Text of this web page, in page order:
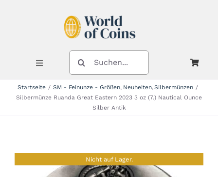
Toggle
Navigation
SUCHE
NACH:
Startseite SM - Feinunze - Größen Neuheiten Silbermünzen
Silbermünze Ruanda Great Eastern 2023 3 oz (7.) Nautical Ounce
Silber Antik
Nicht auf Lager.